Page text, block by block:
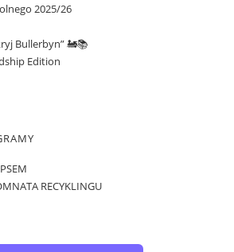
2025/26
Bullerbyn” 🚂📚
Edition
RECYKLINGU